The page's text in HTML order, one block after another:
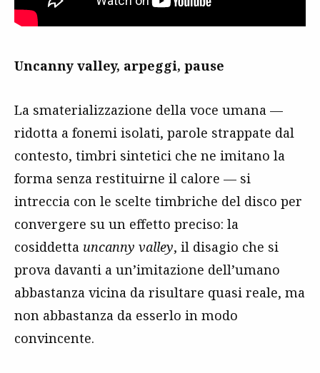
Uncanny valley, arpeggi, pause
La smaterializzazione della voce umana —
ridotta a fonemi isolati, parole strappate dal
contesto, timbri sintetici che ne imitano la
forma senza restituirne il calore — si
intreccia con le scelte timbriche del disco per
convergere su un effetto preciso: la
cosiddetta uncanny valley, il disagio che si
prova davanti a un’imitazione dell’umano
abbastanza vicina da risultare quasi reale, ma
non abbastanza da esserlo in modo
convincente.